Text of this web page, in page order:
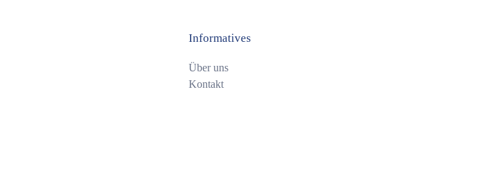
Informatives
Über uns
Kontakt